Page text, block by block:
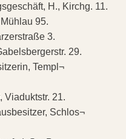
H., Kirchg. 11.
95.
3.
29.
Templ¬
Viaduktstr. 21.
Schlos¬